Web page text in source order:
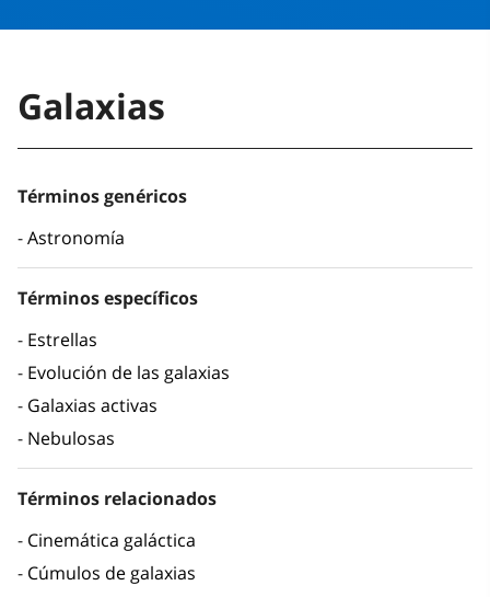
Galaxias
Términos genéricos
Astronomía
Términos específicos
Estrellas
Evolución de las galaxias
Galaxias activas
Nebulosas
Términos relacionados
Cinemática galáctica
Cúmulos de galaxias